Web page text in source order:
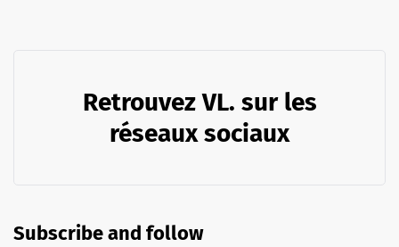
Retrouvez VL. sur les
réseaux sociaux
Subscribe and follow